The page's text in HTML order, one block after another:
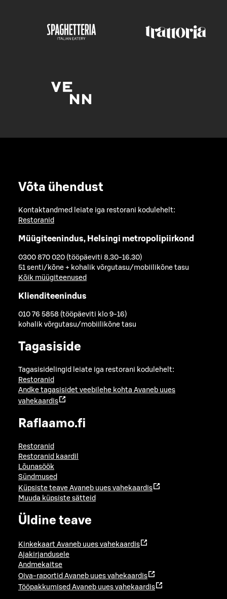
Võta ühendust
Kontaktandmed leiate iga restorani kodulehelt:
Restoranid
Müügiteenindus, Helsingi metropolipiirkond
0300 870 020 (tööpäeviti 8.30-16.30)
51 senti/kõne + kohalik võrgutasu/mobiilikõne tasu
Kõik müügiteenused
Klienditeenindus
010 76 5858 (tööpäeviti klo 9-16)
kohalik võrgutasu/mobiilikõne tasu
Tagasiside
Tagasisidelingid leiate iga restorani kodulehelt:
Restoranid
Andke tagasisidet veebilehe kohta Avaneb uues
vahekaardis
Raflaamo.fi
Restoranid
Restoranid kaardil
Lõunasöök
Sündmused
Küpsiste teave Avaneb uues vahekaardis
Muuda küpsiste sätteid
Üldine teave
Kinkekaart Avaneb uues vahekaardis
Ajakirjandusele
Andmekaitse
Oiva-raportid Avaneb uues vahekaardis
Tööpakkumised Avaneb uues vahekaardis